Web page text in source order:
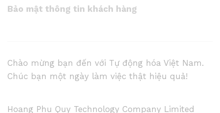
Bảo mật thông tin khách hàng
Hoang Phu Quy Technology Company Limited
Chào mừng bạn đến với Tự động hóa Việt Nam.
Chúc bạn một ngày làm việc thật hiệu quả!